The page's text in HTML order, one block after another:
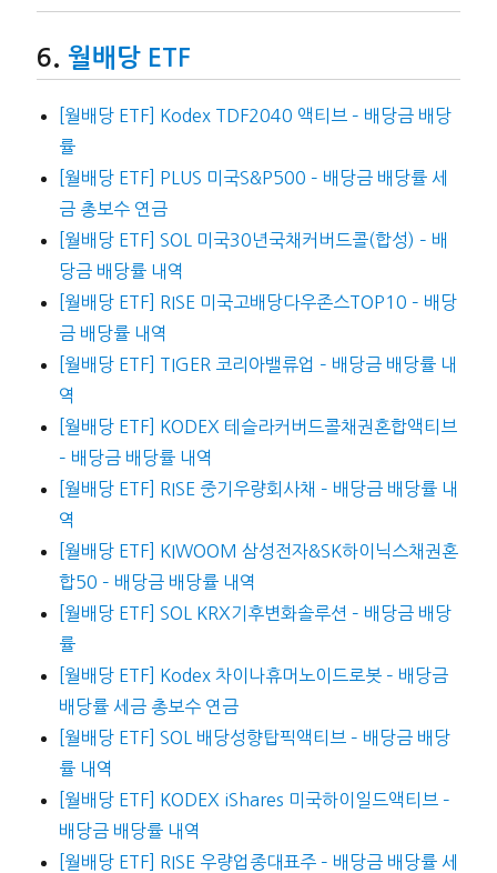
월배당 ETF
[월배당 ETF] Kodex TDF2040 액티브 – 배당금 배당
률
[월배당 ETF] PLUS 미국S&P500 – 배당금 배당률 세
금 총보수 연금
[월배당 ETF] SOL 미국30년국채커버드콜(합성) – 배
당금 배당률 내역
[월배당 ETF] RISE 미국고배당다우존스TOP10 – 배당
금 배당률 내역
[월배당 ETF] TIGER 코리아밸류업 – 배당금 배당률 내
역
[월배당 ETF] KODEX 테슬라커버드콜채권혼합액티브
– 배당금 배당률 내역
[월배당 ETF] RISE 중기우량회사채 – 배당금 배당률 내
역
[월배당 ETF] KIWOOM 삼성전자&SK하이닉스채권혼
합50 – 배당금 배당률 내역
[월배당 ETF] SOL KRX기후변화솔루션 – 배당금 배당
률
[월배당 ETF] Kodex 차이나휴머노이드로봇 – 배당금
배당률 세금 총보수 연금
[월배당 ETF] SOL 배당성향탑픽액티브 – 배당금 배당
률 내역
[월배당 ETF] KODEX iShares 미국하이일드액티브 –
배당금 배당률 내역
[월배당 ETF] RISE 우량업종대표주 – 배당금 배당률 세